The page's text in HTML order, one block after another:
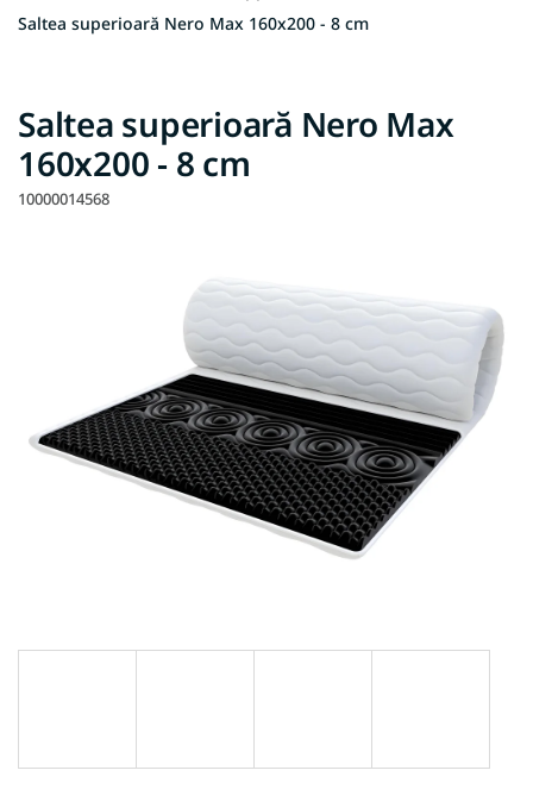
Saltea superioară Nero Max 160x200 - 8 cm
Saltea superioară Nero Max
160x200 - 8 cm
10000014568